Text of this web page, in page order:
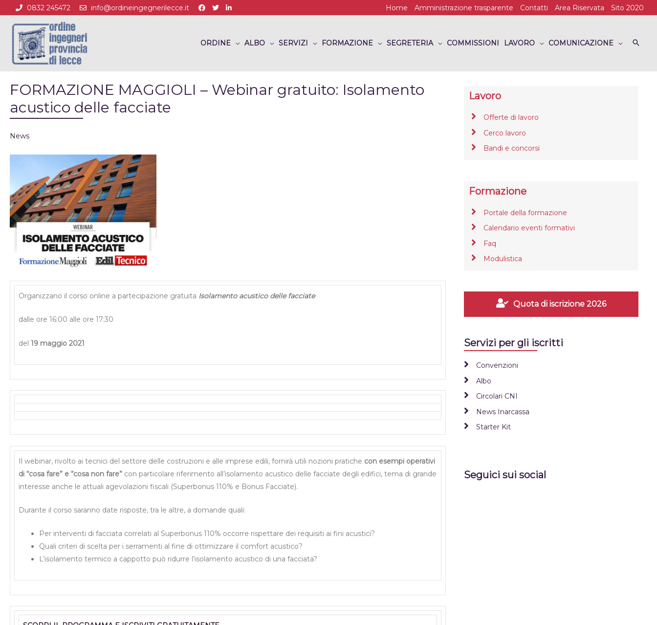
0832 245472 info@ordineingegnerilecce.it Home Amministrazione trasparente Contatti Area Riservata Sito 2020
ORDINE ALBO SERVIZI FORMAZIONE SEGRETERIA COMMISSIONI LAVORO COMUNICAZIONE
FORMAZIONE MAGGIOLI – Webinar gratuito: Isolamento
acustico delle facciate
News
Organizzano il corso online a partecipazione gratuita Isolamento acustico delle facciate
dalle ore 16:00 alle ore 17:30
del 19 maggio 2021
Il webinar, rivolto ai tecnici del settore delle costruzioni e alle imprese edili, fornirà utili nozioni pratiche con esempi operativi
di “cosa fare” e “cosa non fare” con particolare riferimento all’isolamento acustico delle facciate degli edifici, tema di grande
interesse anche le attuali agevolazioni fiscali (Superbonus 110% e Bonus Facciate).
Durante il corso saranno date risposte, tra le altre, a domande quali:
Per interventi di facciata correlati al Superbonus 110% occorre rispettare dei requisiti ai fini acustici?
Quali criteri di scelta per i serramenti al fine di ottimizzare il comfort acustico?
L’isolamento termico a cappotto può ridurre l’isolamento acustico di una facciata?
Lavoro
Offerte di lavoro
Cerco lavoro
Bandi e concorsi
Formazione
Portale della formazione
Calendario eventi formativi
Faq
Modulistica
Quota di iscrizione 2026
Servizi per gli iscritti
Convenzioni
Albo
Circolari CNI
News Inarcassa
Starter Kit
Seguici sui social